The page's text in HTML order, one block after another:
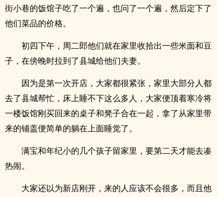
街小巷的饭馆子吃了一个遍，也问了一个遍，然后定下了
他们菜品的价格。
初四下午，周二郎他们就在家里收拾出一些米面和豆
子，在傍晚时拉到了县城给他们夫妻。
因为是第一次开店，大家都很紧张，家里大部分人都
去了县城帮忙，床上睡不下这么多人，大家便顶着寒冷将
一楼饭馆刚买回来的桌子和凳子合在一起，拿了从家里带
来的铺盖便简单的躺在上面睡觉了。
满宝和年纪小的几个孩子留家里，要第二天才能去凑
热闹。
大家还以为新店刚开，来的人应该不会很多，而且他